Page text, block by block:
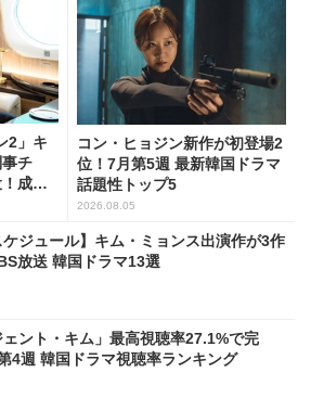
2」キ
チ
成長
コン・ヒョジン新作が初登場2
位！7月第5週 最新韓国ドラマ
話題性トップ5
2026.08.05
ケジュール】キム・ミョンス出演作が3作
放送 韓国ドラマ13選
ェント・キム」最高視聴率27.1%で完
4週 韓国ドラマ視聴率ランキング